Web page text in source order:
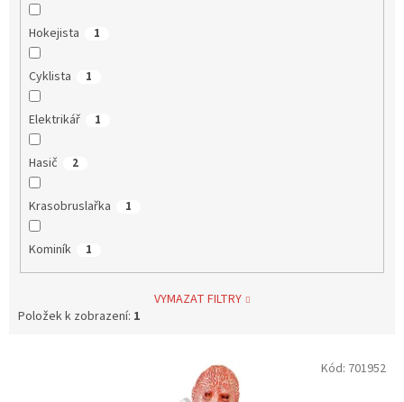
Hokejista 1
Cyklista 1
Elektrikář 1
Hasič 2
Krasobruslařka 1
Kominík 1
VYMAZAT FILTRY
Položek k zobrazení: 1
Kód: 701952